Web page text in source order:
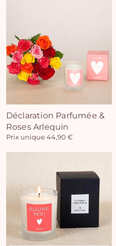
Déclaration Parfumée &
Roses Arlequin
Prix unique 44,90 €